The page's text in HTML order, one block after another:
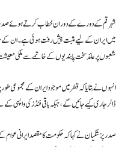
شہر قم کے دورے کے دوران خطاب کرتے ہوئے صدر
میں ایران کے لیے مثبت پیش رفت ہوئی ہے۔ ان کے
شعبوں پر عائد سخت پابندیوں کے خاتمے سے ملکی معیشت
ڈالر جاری کیے جائیں گے، جبکہ باقی فنڈز کی واپسی
صدر پزشکیان نے کہا کہ حکومت کا مقصد ایرانی عوام کے